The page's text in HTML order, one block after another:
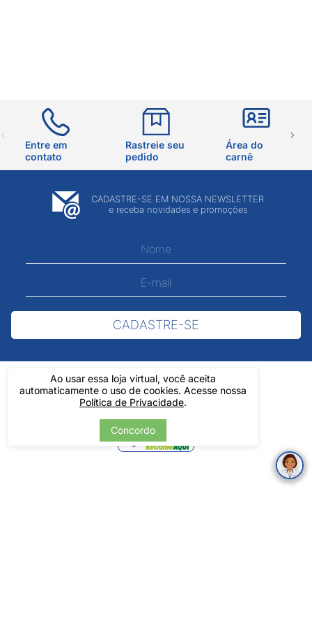
Ao usar essa loja virtual, você aceita
automaticamente o uso de cookies. Acesse nossa
Política de Privacidade.
Concordo
Entre em
contato
Rastreie seu
pedido
Área do
carnê
CADASTRE-SE EM NOSSA NEWSLETTER
e receba novidades e promoções
CADASTRE-SE
Verificada